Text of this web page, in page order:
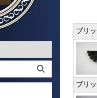
ブリ
ブリ